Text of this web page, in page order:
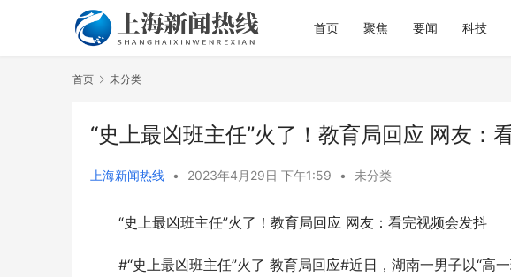
首页 聚焦 要闻 科技
首页 未分类
“史上最凶班主任”火了！教育局回应 网友：
上海新闻热线 • 2023年4月29日 下午1:59 • 未分类
“史上最凶班主任”火了！教育局回应 网友：看完视频会发抖
#“史上最凶班主任”火了 教育局回应#近日，湖南一男子以“高
从理论到实践：上海仁爱医院中